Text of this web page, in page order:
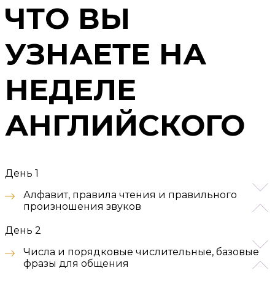
ЧТО ВЫ
УЗНАЕТЕ НА
НЕДЕЛЕ
АНГЛИЙСКОГО
День 1
Алфавит, правила чтения и правильного
произношения звуков
День 2
Числа и порядковые числительные, базовые
фразы для общения